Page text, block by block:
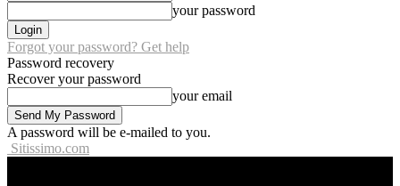
your password
Forgot your password? Get help
Password recovery
Recover your password
your email
A password will be e-mailed to you.
Sitissimo.com